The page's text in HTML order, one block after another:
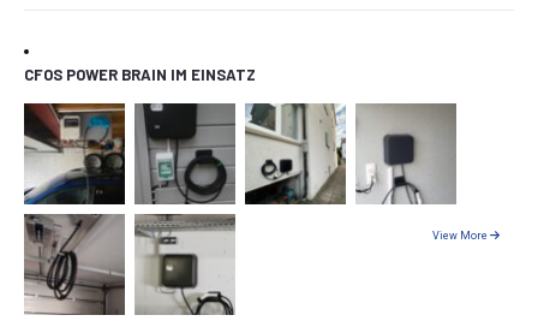
CFOS POWER BRAIN IM EINSATZ
View More